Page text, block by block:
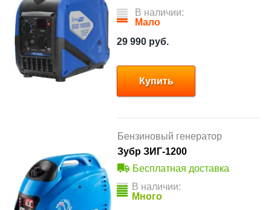
В наличии:
Мало
29 990 руб.
Купить
Бензиновый генератор
Зубр ЗИГ-1200
Бесплатная доставка
В наличии:
Много